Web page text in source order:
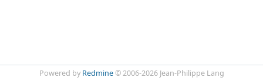
Powered by Redmine© 2006-2026 Jean-Philippe Lang